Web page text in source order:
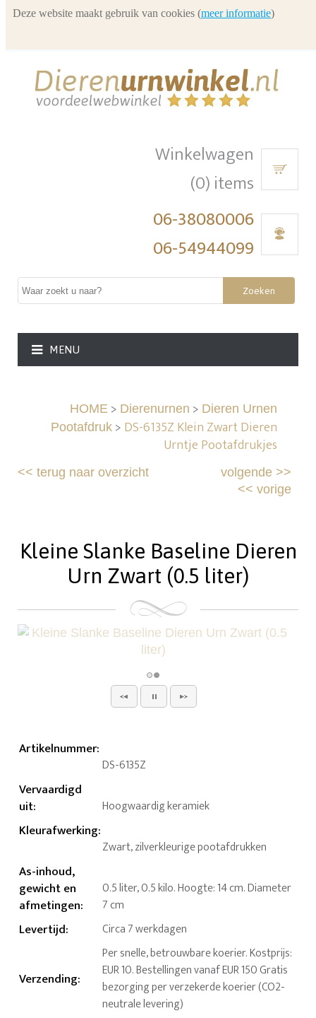
Winkelwagen
(0) items
06-38080006
06-54944099
Zoeken
MENU
HOME> Dierenurnen > Dieren Urnen
Pootafdruk> DS-6135Z Klein Zwart Dieren
Urntje Pootafdrukjes
<<terug naar overzicht volgende>>
<< vorige
Kleine Slanke Baseline Dieren
Urn Zwart (0.5 liter)
Artikelnummer:
DS-6135Z
Vervaardigd
uit: Hoogwaardig keramiek
Kleurafwerking:
Zwart, zilverkleurige pootafdrukken
As-inhoud,
gewicht en
afmetingen:
0.5 liter, 0.5 kilo. Hoogte: 14 cm. Diameter
7 cm
Levertijd: Circa 7 werkdagen
Verzending:
Per snelle, betrouwbare koerier. Kostprijs:
EUR 10. Bestellingen vanaf EUR 150 Gratis
bezorging per verzekerde koerier (CO2-
neutrale levering)
Deze website maakt gebruik van cookies (meer informatie)